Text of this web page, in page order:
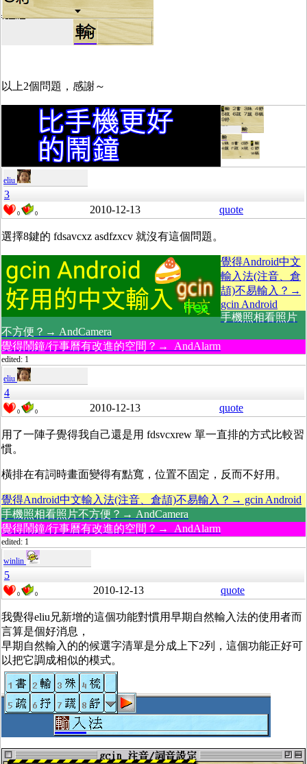
以上2個問題，感謝～
eliu
3
0 0 2010-12-13 quote
選擇8鍵的 fdsavcxz asdfzxcv 就沒有這個問題。
覺得Android中文
輸入法(注音、倉
頡)不易輸入？→
gcin Android
手機照相看照片
不方便？→ AndCamera
覺得鬧鐘/行事曆有改進的空間？→ AndAlarm
edited: 1
eliu
4
0 0 2010-12-13 quote
用了一陣子覺得我自己還是用 fdsvcxrew 單一直排的方式比較習
慣。
橫排在有詞時畫面變得有點寬，位置不固定，反而不好用。
覺得Android中文輸入法(注音、倉頡)不易輸入？→ gcin Android
手機照相看照片不方便？→ AndCamera
覺得鬧鐘/行事曆有改進的空間？→ AndAlarm
edited: 1
winlin
5
0 0 2010-12-13 quote
我覺得eliu兄新增的這個功能對慣用早期自然輸入法的使用者而
言算是個好消息，
早期自然輸入的的候選字清單是分成上下2列，這個功能正好可
以把它調成相似的模式。